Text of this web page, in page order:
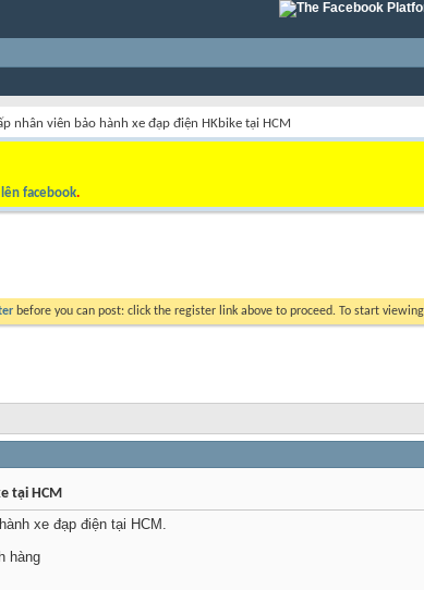
nhân viên bảo hành xe đạp điện HKbike tại HCM
facebook.
before you can post: click the register link above to proceed. To start
tại HCM
xe đạp điện tại HCM.
hàng